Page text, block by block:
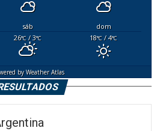
sáb
dom
26°C / 3°C 18°C / 4°C
byWeather Atlas